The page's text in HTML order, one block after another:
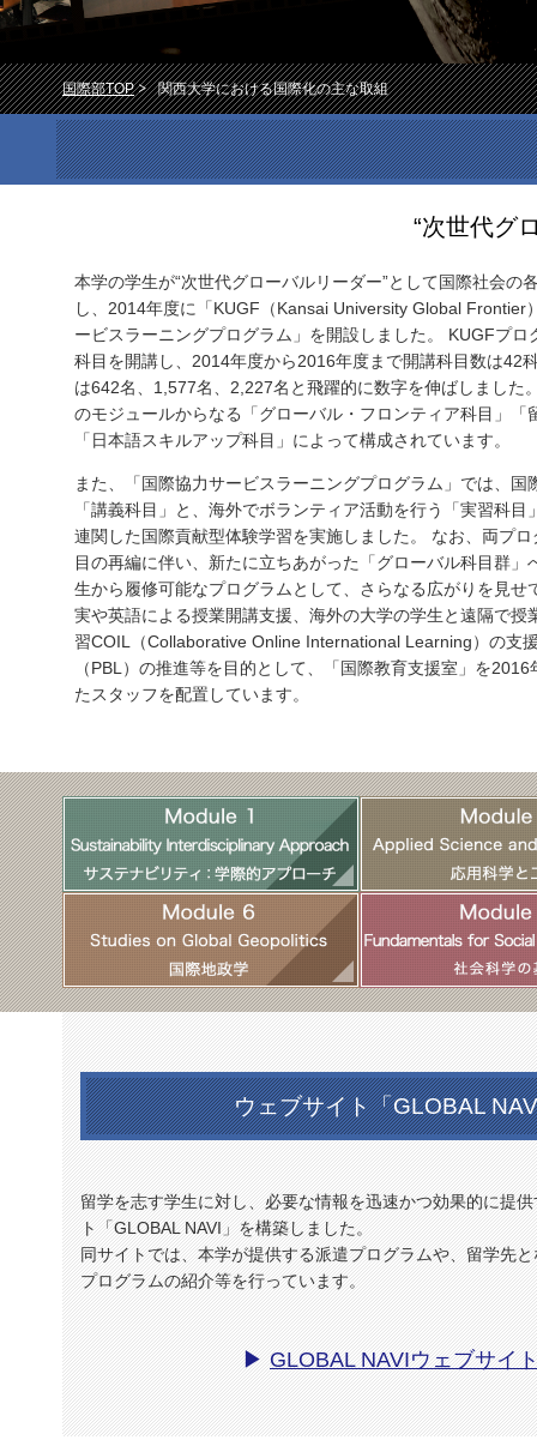
国際部TOP 関西大学における国際化の主な取組
“次世代グ
本学の学生が“次世代グローバルリーダー”として国際社会の
し、2014年度に「KUGF（Kansai University Global Frontier
ービスラーニングプログラム」を開設しました。 KUGFプ
科目を開講し、2014年度から2016年度まで開講科目数は42
は642名、1,577名、2,227名と飛躍的に数字を伸ばしました
のモジュールからなる「グローバル・フロンティア科目」「
「日本語スキルアップ科目」によって構成されています。
また、「国際協力サービスラーニングプログラム」では、
「講義科目」と、海外でボランティア活動を行う「実習科
連関した国際貢献型体験学習を実施しました。 なお、両プ
目の再編に伴い、新たに立ちあがった「グローバル科目群
生から履修可能なプログラムとして、さらなる広がりを見せ
実や英語による授業開講支援、海外の大学の学生と遠隔で授
習COIL（Collaborative Online International Learning）の支
（PBL）の推進等を目的として、「国際教育支援室」を
たスタッフを配置しています。
ウェブサイト「GLOBAL
留学を志す学生に対し、必要な情報を迅速かつ効果的に提
ト「GLOBAL NAVI」を構築しました。
同サイトでは、本学が提供する派遣プログラムや、留学先
プログラムの紹介等を行っています。
▶ GLOBAL NAVIウェブサイ